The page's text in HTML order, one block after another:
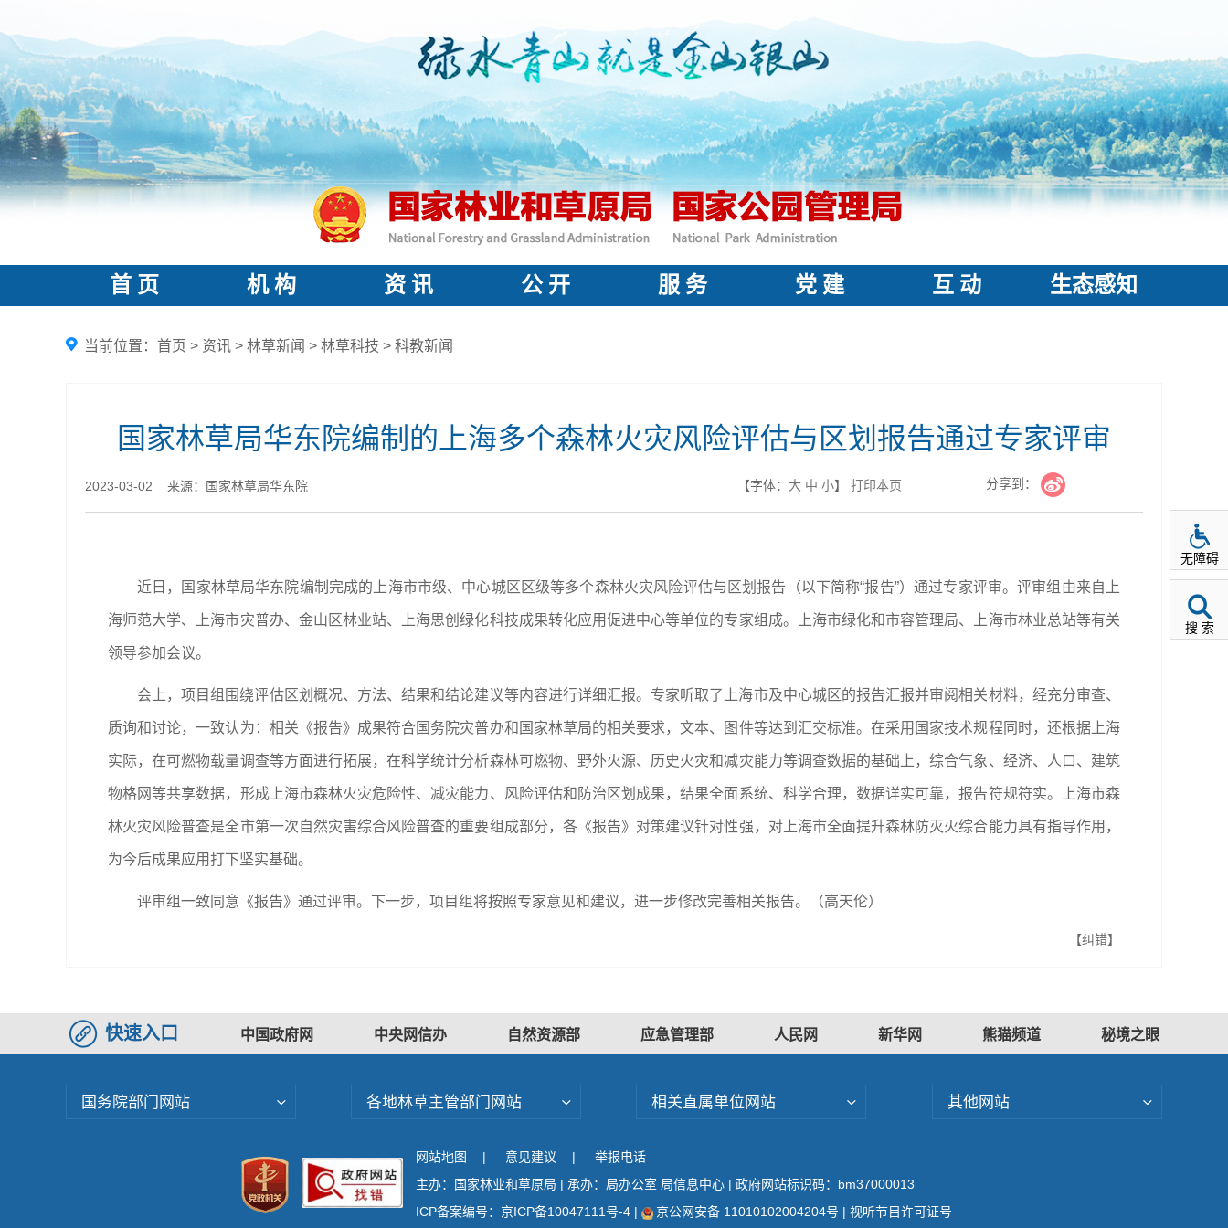
首 页 机 构 资 讯 公 开 服 务 党 建 互 动 生态感知
当前位置： 首页 > 资讯 > 林草新闻 > 林草科技 > 科教新闻
国家林草局华东院编制的上海多个森林火灾风险评估与区划报告通过专家评审
2023-03-02 来源：国家林草局华东院 【字体： 大 中 小】 打印本页 分享到：
近日，国家林草局华东院编制完成的上海市市级、中心城区区级等多个森林火灾风险评估与区划报告（以下简称“报告”）通过专家评审。评审组由来自上
海师范大学、上海市灾普办、金山区林业站、上海思创绿化科技成果转化应用促进中心等单位的专家组成。上海市绿化和市容管理局、上海市林业总站等有关
领导参加会议。
会上，项目组围绕评估区划概况、方法、结果和结论建议等内容进行详细汇报。专家听取了上海市及中心城区的报告汇报并审阅相关材料，经充分审查、
质询和讨论，一致认为：相关《报告》成果符合国务院灾普办和国家林草局的相关要求，文本、图件等达到汇交标准。在采用国家技术规程同时，还根据上海
实际，在可燃物载量调查等方面进行拓展，在科学统计分析森林可燃物、野外火源、历史火灾和减灾能力等调查数据的基础上，综合气象、经济、人口、建筑
物格网等共享数据，形成上海市森林火灾危险性、减灾能力、风险评估和防治区划成果，结果全面系统、科学合理，数据详实可靠，报告符规符实。上海市森
林火灾风险普查是全市第一次自然灾害综合风险普查的重要组成部分，各《报告》对策建议针对性强，对上海市全面提升森林防灭火综合能力具有指导作用，
为今后成果应用打下坚实基础。
评审组一致同意《报告》通过评审。下一步，项目组将按照专家意见和建议，进一步修改完善相关报告。（高天伦）
【纠错】
快速入口 中国政府网 中央网信办 自然资源部 应急管理部 人民网 新华网 熊猫频道 秘境之眼
国务院部门网站 各地林草主管部门网站 相关直属单位网站 其他网站
网站地图 | 意见建议 |
举报电话
主办：国家林业和草原局 | 承办：局办公室 局信息中心 | 政府网站标识码：bm37000013
ICP备案编号：京ICP备10047111号-4 | 京公网安备 11010102004204号 | 视听节目许可证号
无障碍
搜 索